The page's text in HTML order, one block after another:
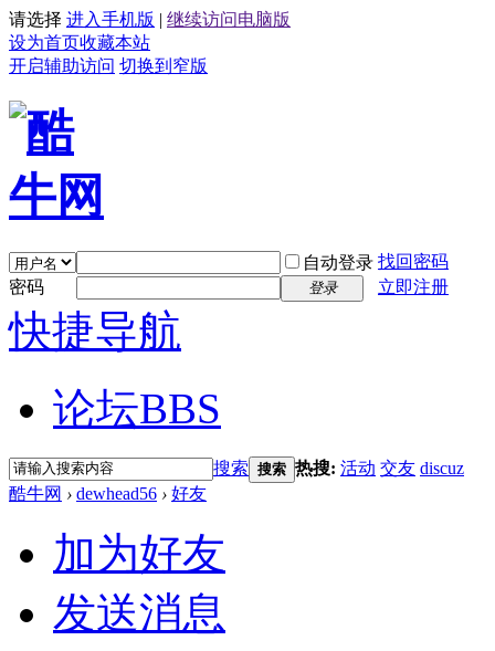
请选择 进入手机版 | 继续访问电脑版
设为首页收藏本站
开启辅助访问 切换到窄版
自动登录 找回密码
密码
登录 立即注册
快捷导航
论坛BBS
搜索 搜索 热搜: 活动 交友 discuz
酷牛网 › dewhead56 › 好友
加为好友
发送消息